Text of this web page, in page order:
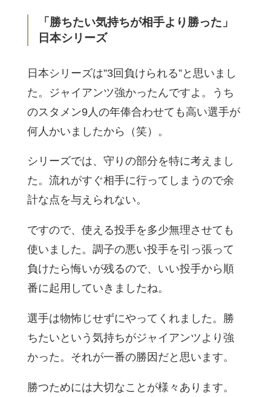
「勝ちたい気持ちが相手より勝った」
日本シリーズ
日本シリーズは”3回負けられる”と思いまし
た。ジャイアンツ強かったんですよ。うち
のスタメン9人の年俸合わせても高い選手が
何人かいましたから（笑）。
シリーズでは、守りの部分を特に考えまし
た。流れがすぐ相手に行ってしまうので余
計な点を与えられない。
ですので、使える投手を多少無理させても
使いました。調子の悪い投手を引っ張って
負けたら悔いが残るので、いい投手から順
番に起用していきましたね。
選手は物怖じせずにやってくれました。勝
ちたいという気持ちがジャイアンツより強
かった。それが一番の勝因だと思います。
勝つためには大切なことが様々あります。